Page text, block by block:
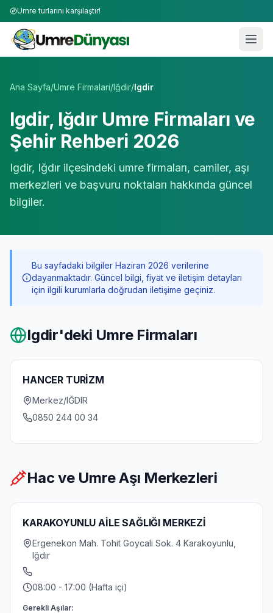
Umre turlarını karşılaştır!
Ana Sayfa/Umre Firmalari/Iğdır/Igdir
Igdir, Iğdır Umre Firmaları ve
Şehir Rehberi 2026
Igdir, Iğdır ilçesindeki umre firmaları, camiler, aşı
merkezleri ve başvuru noktaları hakkında güncel
bilgiler.
Bu sayfadaki bilgiler Haziran 2026 verilerine
dayanmaktadır. Güncel bilgi, fiyat ve iletişim detayları
için ilgili kurumlarla doğrudan iletişime geçiniz.
Igdir'deki Umre Firmaları
HANCER TURİZM
Merkez/IĞDIR
0850 244 00 34
Hac ve Umre Aşı Merkezleri
KARAKOYUNLU AİLE SAĞLIĞI MERKEZİ
Ergenekon Mah. Tohit Goycali Sok. 4 Karakoyunlu,
Iğdır
08:00 - 17:00 (Hafta içi)
Gerekli Aşılar: